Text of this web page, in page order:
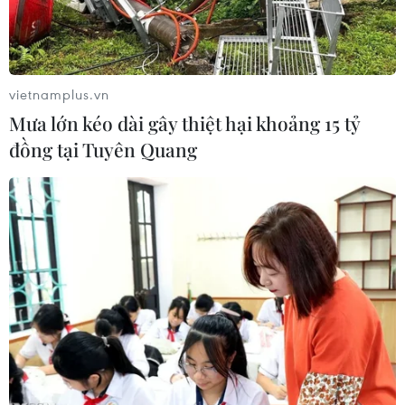
(Nguồn: The Moscow Times)
Theo Reuters, ngày 14/8, Điện Kremlin nhấn
mạnh Nga phải thận trọng trong việc bảo vệ các
bí mật công nghiệp của nước này trước các cơ
quan tình báo nước ngoài, sau khi một số nhà
khoa học Nga chỉ trích những hạn chế đối với
họ về việc gặp gỡ người nước ngoài.
Theo một chỉ thị mới do Bộ Giáo dục Nga ban
vietnamplus.vn
Mưa lớn kéo dài gây thiệt hại khoảng 15 tỷ
đồng tại Tuyên Quang